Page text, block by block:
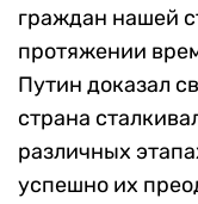
граждан нашей
протяжении
Путин доказал
страна
различных
успешно их